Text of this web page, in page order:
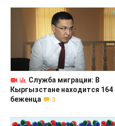
Служба миграции: В
Кыргызстане находится 164
беженца
3